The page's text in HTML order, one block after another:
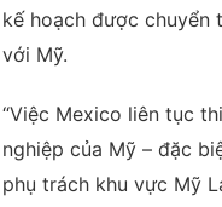
kế hoạch được chuyển
với Mỹ.
“Việc Mexico liên tục
nghiệp của Mỹ – đặc
phụ trách khu vực Mỹ